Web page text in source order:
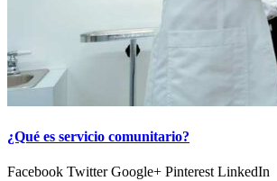
¿Qué es servicio comunitario?
Facebook Twitter Google+ Pinterest LinkedIn